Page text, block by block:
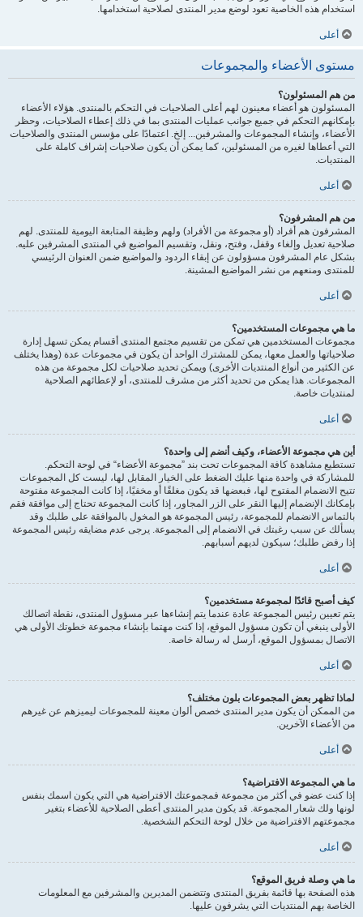
استخدام هذه الخاصية تعود لوضع مدير المنتدى لصلاحية استخدامها.
أعلى
مستوى الأعضاء والمجموعات
من هم المسئولون؟
المسئولون هو أعضاء معينون لهم أعلى الصلاحيات في التحكم بالمنتدى. هؤلاء الأعضاء
بإمكانهم التحكم في جميع جوانب عمليات المنتدى بما في ذلك إعطاء الصلاحيات، وحظر
الأعضاء، وإنشاء المجموعات والمشرفين... إلخ. اعتمادًا على مؤسس المنتدى والصلاحيات
التي أعطاها لغيره من المسئولين، كما يمكن أن يكون صلاحيات إشراف كاملة على
المنتديات.
أعلى
من هم المشرفون؟
المشرفون هم أفراد (أو مجموعة من الأفراد) ولهم وظيفة المتابعة اليومية للمنتدى. لهم
صلاحية تعديل وإلغاء وقفل، وفتح، ونقل، وتقسيم المواضيع في المنتدى المشرفين عليه.
بشكل عام المشرفون مسؤولون عن إبقاء الردود والمواضيع ضمن العنوان الرئيسي
للمنتدى ومنعهم من نشر المواضيع المشينة.
أعلى
ما هي مجموعات المستخدمين؟
مجموعات المستخدمين هي تمكن من تقسيم مجتمع المنتدى أقسام يمكن تسهل إدارة
صلاحياتها والعمل معها، يمكن للمشترك الواحد أن يكون في مجموعات عدة (وهذا يختلف
عن الكثير من أنواع المنتديات الأخرى) ويمكن تحديد صلاحيات لكل مجموعة من هذه
المجموعات. هذا يمكن من تحديد أكثر من مشرف للمنتدى، أو لإعطائهم الصلاحية
لمنتديات خاصة.
أعلى
أين هي مجموعة الأعضاء، وكيف أنضم إلى واحدة؟
تستطيع مشاهدة كافة المجموعات تحت بند ”مجموعة الأعضاء“ في لوحة التحكم.
للمشاركة في واحدة منها عليك الضغط على الخيار المقابل لها، ليست كل المجموعات
تتيح الانضمام المفتوح لها، فبعضها قد يكون مغلقًا أو مخفيًا، إذا كانت المجموعة مفتوحة
بإمكانك الإنضمام إليها النقر على الزر المجاور، إذا كانت المجموعة تحتاج إلى موافقة فقم
بالتماس الانضمام للمجموعة، رئيس المجموعة هو المخول بالموافقة على طلبك وقد
يسألك عن سبب رغبتك في الانضمام إلى المجموعة. يرجى عدم مضايقه رئيس المجموعة
إذا رفض طلبك؛ سيكون لديهم أسبابهم.
أعلى
كيف أصبح قائدًا لمجموعة مستخدمين؟
يتم تعيين رئيس المجموعة عادة عندما يتم إنشاءها عبر مسؤول المنتدى، نقطة اتصالك
الأولى ينبغي أن تكون مسؤول الموقع، إذا كنت مهتما بإنشاء مجموعة خطوتك الأولى هي
الاتصال بمسؤول الموقع، أرسل له رسالة خاصة.
أعلى
لماذا تظهر بعض المجموعات بلون مختلف؟
من الممكن أن يكون مدير المنتدى خصص ألوان معينة للمجموعات ليميزهم عن غيرهم
من الأعضاء الآخرين.
أعلى
ما هي المجموعة الافتراضية؟
إذا كنت عضو في أكثر من مجموعة فمجموعتك الافتراضية هي التي يكون اسمك بنفس
لونها ولك شعار المجموعة. قد يكون مدير المنتدى أعطى الصلاحية للأعضاء بتغير
مجموعتهم الافتراضية من خلال لوحة التحكم الشخصية.
أعلى
ما هي وصلة فريق الموقع؟
هذه الصفحة بها قائمة بفريق المنتدى وتتضمن المديرين والمشرفين مع المعلومات
الخاصة بهم المنتديات التي يشرفون عليها.